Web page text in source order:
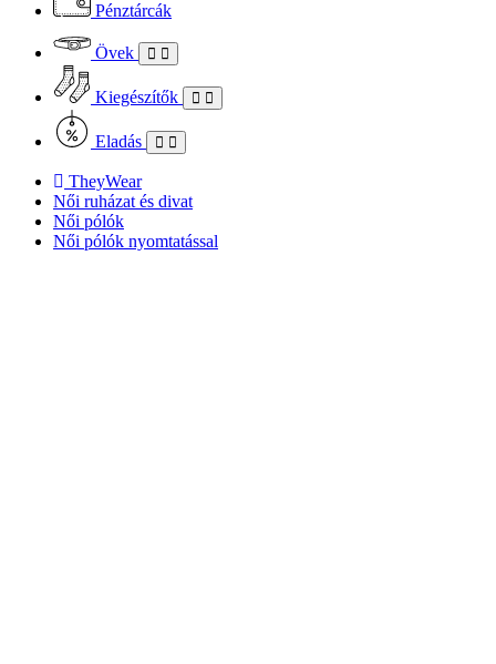
Pénztárcák
Övek
Kiegészítők
Eladás
TheyWear
Női ruházat és divat
Női pólók
Női pólók nyomtatással